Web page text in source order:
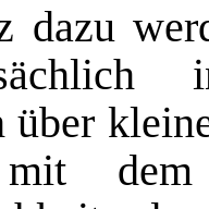
dazu
über
mit